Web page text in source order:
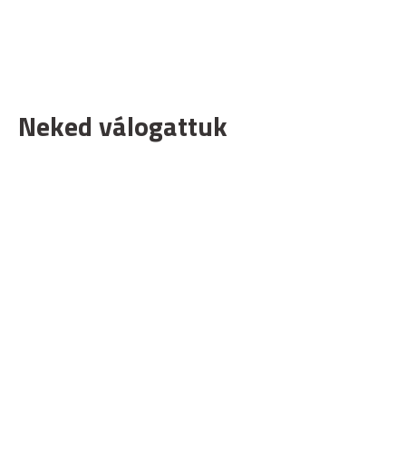
Neked válogattuk